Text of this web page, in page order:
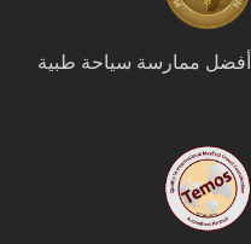
أفضل ممارسة سياحة طبية